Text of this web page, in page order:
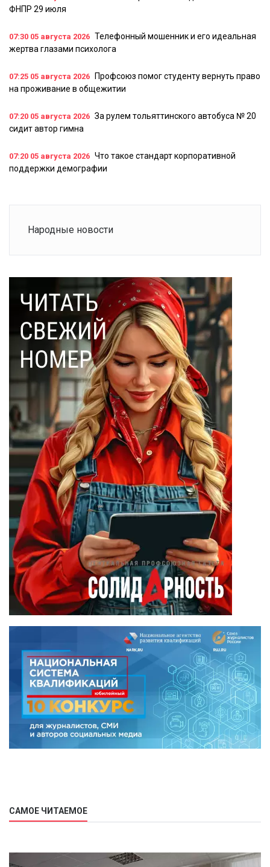
ФНПР 29 июля
07:30 05 августа 2026 Телефонный мошенник и его идеальная
жертва глазами психолога
07:25 05 августа 2026
Профсоюз помог студенту вернуть право
на проживание в общежитии
07:20 05 августа 2026 За рулем тольяттинского автобуса № 20
сидит автор гимна
07:20 05 августа 2026 Что такое стандарт корпоративной
поддержки демографии
Народные новости
САМОЕ ЧИТАЕМОЕ